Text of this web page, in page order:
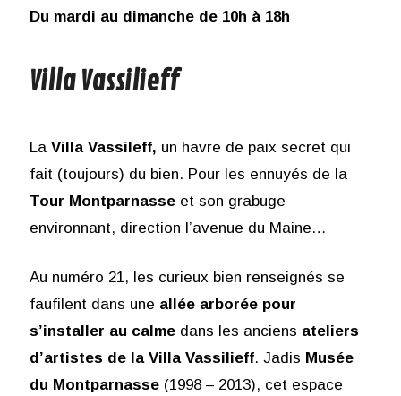
Du mardi au dimanche de 10h à 18h
Villa Vassilieff
La Villa Vassileff, un havre de paix secret qui
fait (toujours) du bien. Pour les ennuyés de la
Tour Montparnasseet son grabuge
environnant, direction l’avenue du Maine…
Au numéro 21, les curieux bien renseignés se
faufilent dans une allée arborée pour
s’installer au calmedans les anciens ateliers
d’artistes de la Villa Vassilieff. Jadis Musée
du Montparnasse(1998 – 2013), cet espace